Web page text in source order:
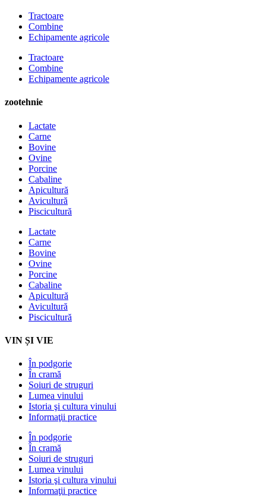
Tractoare
Combine
Echipamente agricole
Tractoare
Combine
Echipamente agricole
zootehnie
Lactate
Carne
Bovine
Ovine
Porcine
Cabaline
Apicultură
Avicultură
Piscicultură
Lactate
Carne
Bovine
Ovine
Porcine
Cabaline
Apicultură
Avicultură
Piscicultură
VIN ȘI VIE
În podgorie
În cramă
Soiuri de struguri
Lumea vinului
Istoria şi cultura vinului
Informaţii practice
În podgorie
În cramă
Soiuri de struguri
Lumea vinului
Istoria şi cultura vinului
Informaţii practice